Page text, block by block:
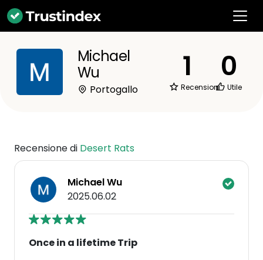
Michael
Wu
Portogallo
1
Recensioni
0
Utile
Recensione di Desert Rats
Michael Wu
2025.06.02
Once in a lifetime Trip